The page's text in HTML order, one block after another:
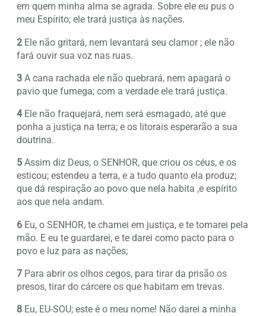
em quem minha alma se agrada. Sobre ele eu pus o
meu Espírito; ele trará justiça às nações.
2 Ele não gritará, nem levantará seu clamor ; ele não
fará ouvir sua voz nas ruas.
3 A cana rachada ele não quebrará, nem apagará o
pavio que fumega; com a verdade ele trará justiça.
4Ele não fraquejará, nem será esmagado, até que
ponha a justiça na terra; e os litorais esperarão a sua
doutrina.
5 Assim diz Deus, o SENHOR, que criou os céus, e os
esticou; estendeu a terra, e a tudo quanto ela produz;
que dá respiração ao povo que nela habita ,e espírito
aos que nela andam.
6 Eu, o SENHOR, te chamei em justiça, e te tomarei pela
mão. E eu te guardarei, e te darei como pacto para o
povo e luz para as nações;
7 Para abrir os olhos cegos, para tirar da prisão os
presos, tirar do cárcere os que habitam em trevas.
8 Eu, EU-SOU; este é o meu nome! Não darei a minha